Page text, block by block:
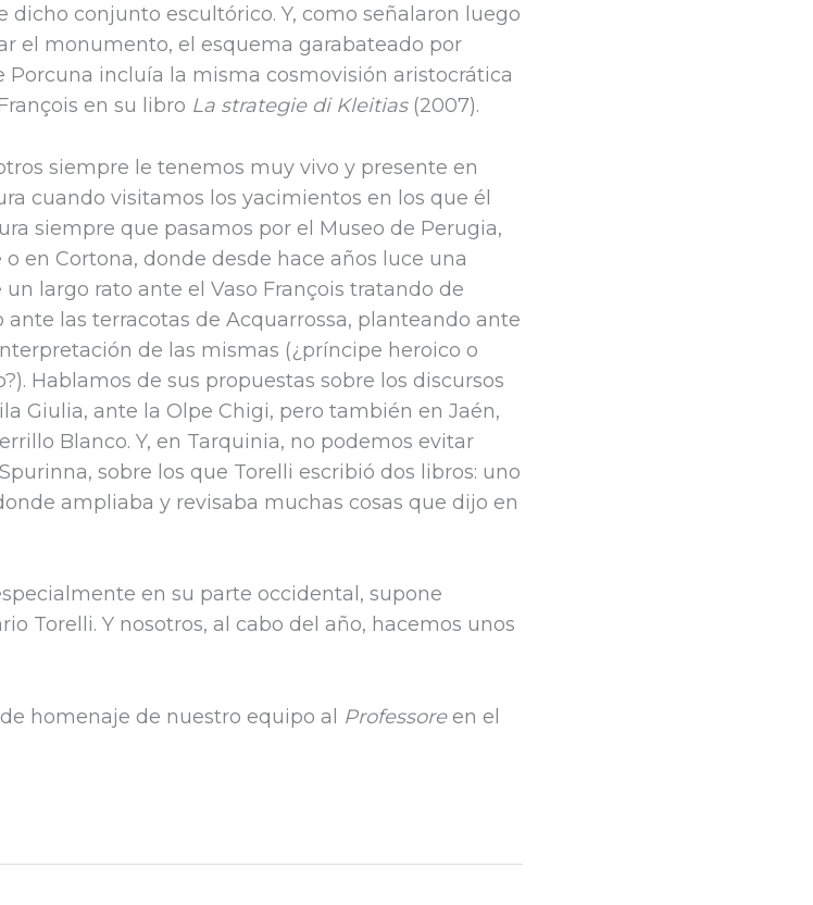
conjunto escultórico. Y, como señalaron luego
el monumento, el esquema garabateado por
incluía la misma cosmovisión aristocrática
en su libro La strategie di Kleitias(2007).
siempre le tenemos muy vivo y presente en
cuando visitamos los yacimientos en los que él
siempre que pasamos por el Museo de Perugia,
en Cortona, donde desde hace años luce una
largo rato ante el Vaso François tratando de
las terracotas de Acquarrossa, planteando ante
de las mismas (¿príncipe heroico o
Hablamos de sus propuestas sobre los discursos
Giulia, ante la Olpe Chigi, pero también en Jaén,
Blanco. Y, en Tarquinia, no podemos evitar
sobre los que Torelli escribió dos libros: uno
ampliaba y revisaba muchas cosas que dijo en
en su parte occidental, supone
Torelli. Y nosotros, al cabo del año, hacemos unos
homenaje de nuestro equipo al Professoreen el